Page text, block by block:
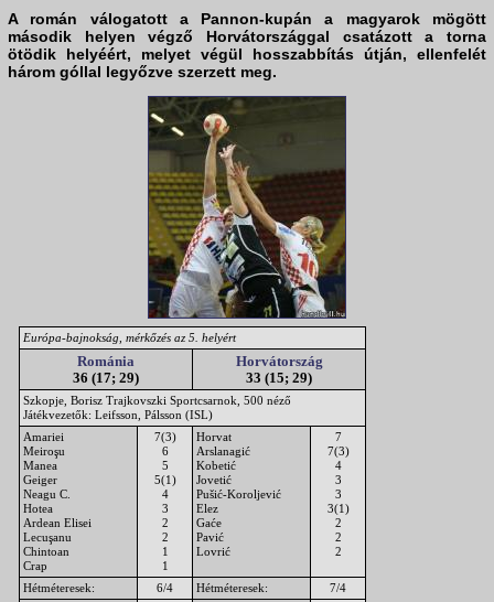
A román válogatotta Pannon-kupán a magyarok mögött
második helyen végző Horvátországgal csatázott a torna
ötödik helyéért, melyet végül hosszabbítás útján, ellenfelét
három góllal legyőzve szerzett meg.
Európa-bajnokság, mérkőzés az 5. helyért
Románia
36 (17; 29)
Horvátország
33 (15; 29)
Szkopje, Borisz Trajkovszki Sportcsarnok, 500 néző
Játékvezetők: Leifsson, Pálsson (ISL)
Amariei
Meiroşu
Manea
Geiger
Neagu C.
Hotea
Ardean Elisei
Lecuşanu
Chintoan
Crap
7(3)
6
5
5(1)
4
3
2
2
1
1
Horvat
Arslanagić
Kobetić
Jovetić
Pušić-Koroljević
Elez
Gaće
Pavić
Lovrić
7
7(3)
4
3
3
3(1)
2
2
2
Hétméteresek: 6/4 Hétméteresek:
7/4